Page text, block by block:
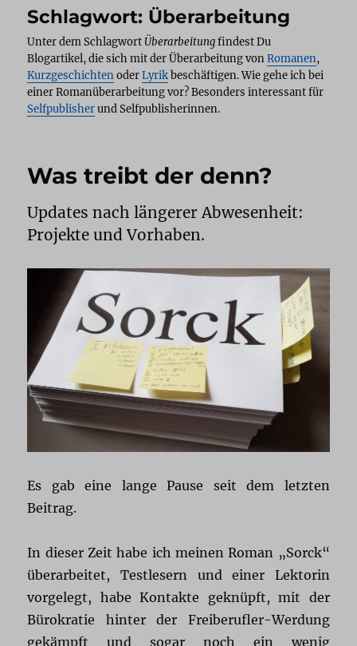
Schlagwort: Überarbeitung
Unter dem Schlagwort Überarbeitungfindest Du
Blogartikel, die sich mit der Überarbeitung vonRomanen,
KurzgeschichtenoderLyrikbeschäftigen. Wie gehe ich bei
einer Romanüberarbeitung vor? Besonders interessant für
Selfpublisherund Selfpublisherinnen.
Was treibt der denn?
Updates nach längerer Abwesenheit:
Projekte und Vorhaben.
Es gab eine lange Pause seit dem letzten
Beitrag.
In dieser Zeit habe ich meinen Roman „Sorck“
überarbeitet, Testlesern und einer Lektorin
vorgelegt, habe Kontakte geknüpft, mit der
Bürokratie hinter der Freiberufler-Werdung
gekämpft und sogar noch ein wenig